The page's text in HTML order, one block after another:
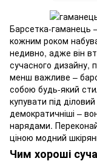
Барсетка-гаманець
кожним роком
недивно, адже він
сучасного дизайну,
менш важливе –
собою будь-який
купувати під
демократичніші –
нарядами.
ціною модний
Чим хороші